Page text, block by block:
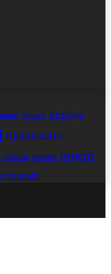
лучшие методы
правильно
работы ремонт рецепт